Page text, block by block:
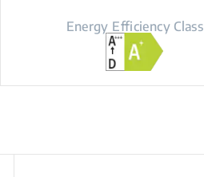
Energy Efficiency Class